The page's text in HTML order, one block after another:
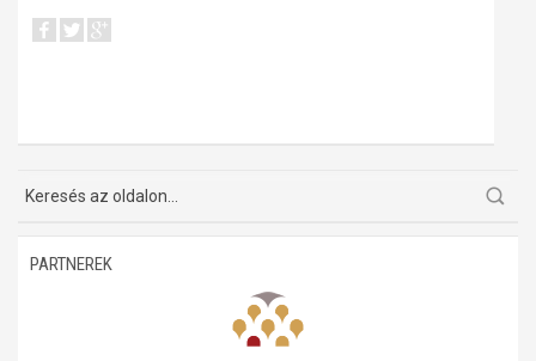
PARTNEREK